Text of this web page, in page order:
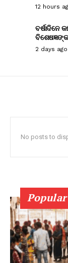
12 hours
ବର୍ଷାଦିନେ
ବିଶେଷଜ୍ଞଙ୍କ
2 days ago
No posts to
Popular